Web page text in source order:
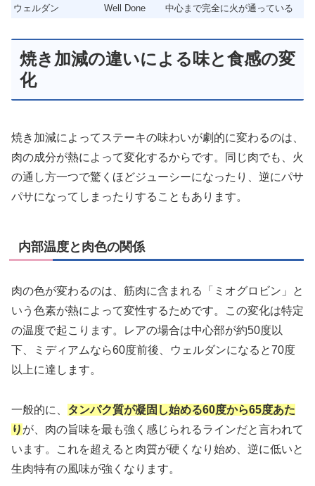
ウェルダン
Well Done 中心まで完全に火が通っている
焼き加減の違いによる味と食感の変
化
焼き加減によってステーキの味わいが劇的に変わるのは、
肉の成分が熱によって変化するからです。同じ肉でも、火
の通し方一つで驚くほどジューシーになったり、逆にパサ
パサになってしまったりすることもあります。
内部温度と肉色の関係
肉の色が変わるのは、筋肉に含まれる「ミオグロビン」と
いう色素が熱によって変性するためです。この変化は特定
の温度で起こります。レアの場合は中心部が約50度以
下、ミディアムなら60度前後、ウェルダンになると70度
以上に達します。
一般的に、 タンパク質が凝固し始める60度から65度あた
り が、肉の旨味を最も強く感じられるラインだと言われて
います。これを超えると肉質が硬くなり始め、逆に低いと
生肉特有の風味が強くなります。